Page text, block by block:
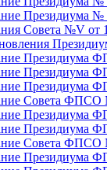
Президиума №
Совета №V от
Президиума
Президиума
Президиума
Совета ФПСО
Президиума
Президиума
Совета ФПСО
Президиума